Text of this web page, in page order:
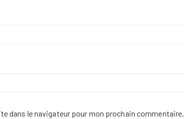
dans le navigateur pour mon prochain commentaire.